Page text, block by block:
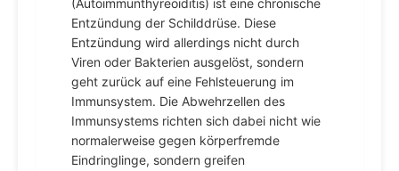
(Autoimmunthyreoiditis) ist eine chronische
Entzündung der Schilddrüse. Diese
Entzündung wird allerdings nicht durch
Viren oder Bakterien ausgelöst, sondern
geht zurück auf eine Fehlsteuerung im
Immunsystem. Die Abwehrzellen des
Immunsystems richten sich dabei nicht wie
normalerweise gegen körperfremde
Eindringlinge, sondern greifen